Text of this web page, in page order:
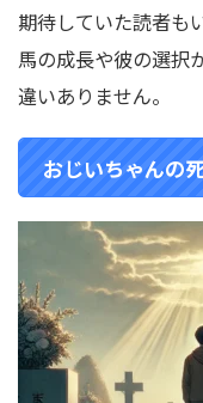
期待していた読者も
馬の成長や彼の選択
違いありません。
おじいちゃんの